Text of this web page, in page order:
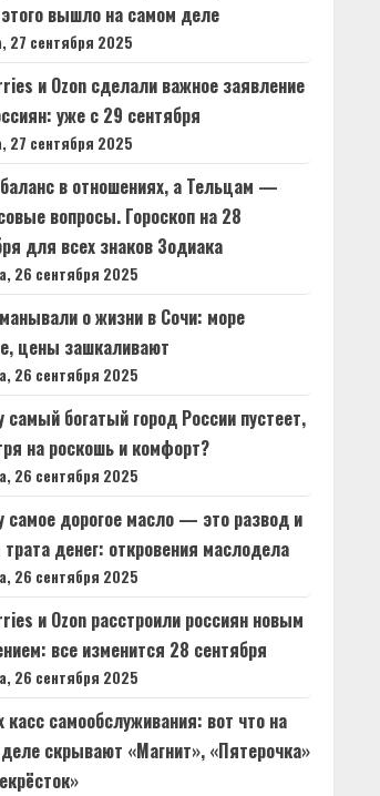
вышло⁠⁠ на самом деле
27 сентября 2025
и Ozon сделали важное заявление
уже с 29 сентября
27 сентября 2025
в отношениях, а Тельцам —
вопросы. Гороскоп на 28
для всех знаков Зодиака
26 сентября 2025
о жизни в Сочи: море
цены зашкаливают
26 сентября 2025
самый богатый город России пустеет,
на роскошь и комфорт?
26 сентября 2025
самое дорогое масло — это развод и
трата денег: откровения маслодела
26 сентября 2025
и Ozon расстроили россиян новым
все изменится 28 сентября
26 сентября 2025
касс самообслуживания: вот что на
скрывают «Магнит», «Пятерочка»